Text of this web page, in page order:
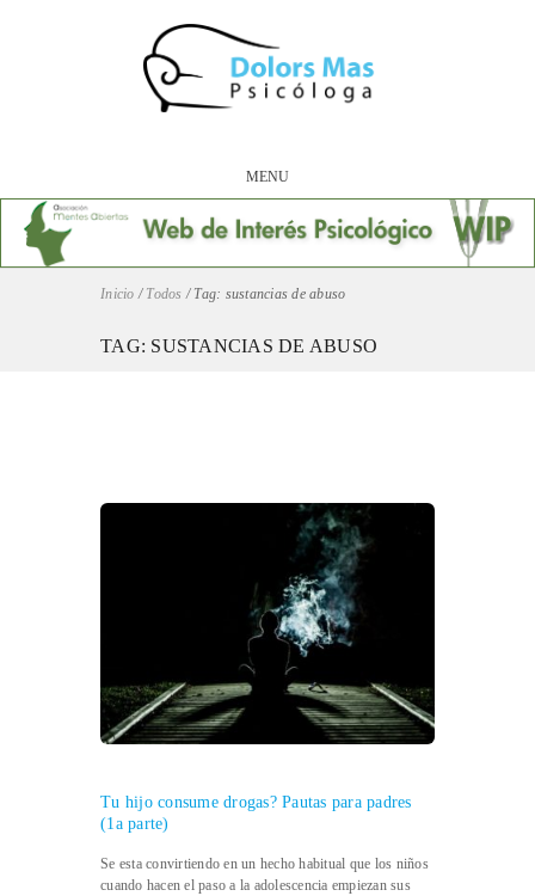
MENU
Inicio / Todos / Tag: sustancias de abuso
TAG: SUSTANCIAS DE ABUSO
Tu hijo consume drogas? Pautas para padres
(1a parte)
Se esta convirtiendo en un hecho habitual que los niños
cuando hacen el paso a la adolescencia empiezan sus